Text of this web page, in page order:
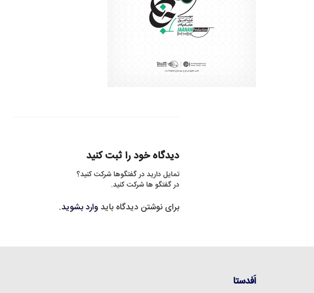
دیدگاه خود را ثبت کنید
تمایل دارید در گفتگوها شرکت کنید؟
در گفتگو ها شرکت کنید.
برای نوشتن دیدگاه بایدوارد بشوید.
اَفدستا